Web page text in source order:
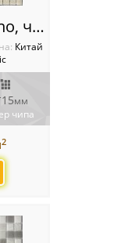
PIX 322 Cappucino, чип 15х15 мм, сетка 305х305х4 мм, Полированная
Китай
мм
чипа
2